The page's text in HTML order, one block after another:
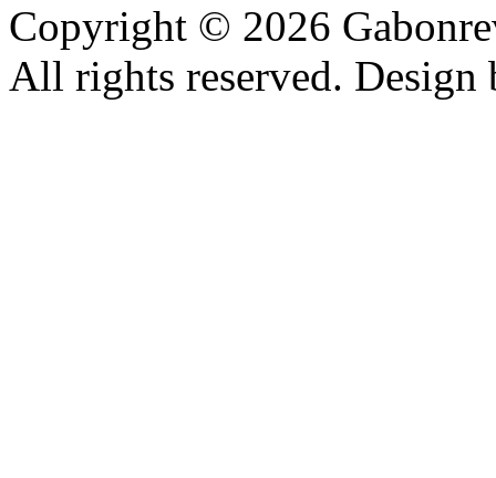
Copyright © 2026
All rights reserved.